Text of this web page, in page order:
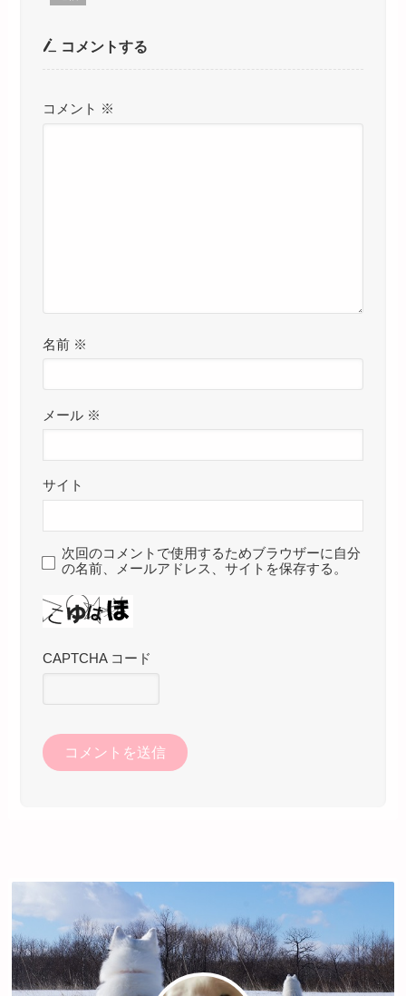
コメントする
コメント ※
名前 ※
メール ※
サイト
次回のコメントで使用するためブラウザーに自分
の名前、メールアドレス、サイトを保存する。
CAPTCHA コード